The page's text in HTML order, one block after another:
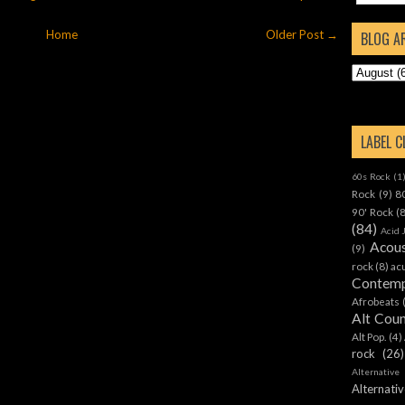
Older Post →
Home BLOG
LABEL
60s Rock
Rock (9)
90' Rock
(84) Acid
(9)
rock (8)
Afrobeats
Alt
Alt Pop. (4)
rock (26)